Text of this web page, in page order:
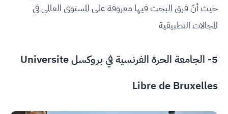
حيث أنّ فرق البحث فيها معروفة على المستوى العالمي في
المجالات التطبيقية
5-
الجامعة الحرة الفرنسية في بروكسل Universite
Libre de Bruxelles